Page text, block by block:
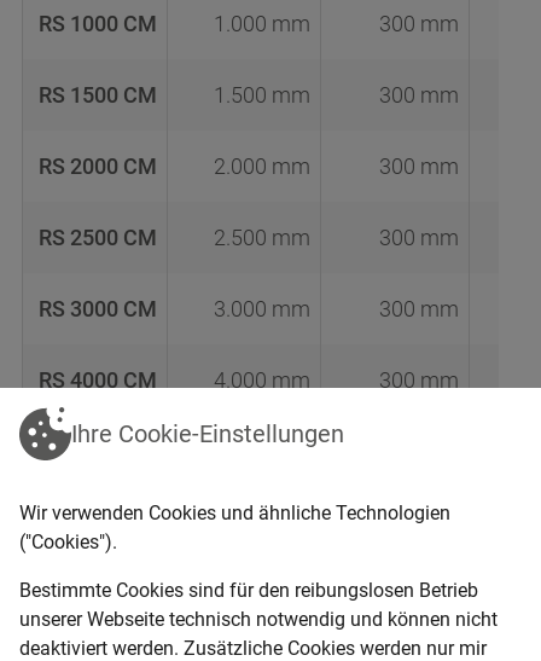
RS 1000 CM 1.000 mm 300 mm
RS 1500 CM 1.500 mm 300 mm
RS 2000 CM 2.000 mm 300 mm
RS 2500 CM 2.500 mm 300 mm
RS 3000 CM 3.000 mm 300 mm
RS 4000 CM 4.000 mm 300 mm
kurzfristig lieferbar
DER ENTSCHEIDENDE UNTERSCHIED
Ihre Cookie-Einstellungen
Wir verwenden Cookies und ähnliche Technologien
("Cookies").
Bestimmte Cookies sind für den reibungslosen Betrieb
unserer Webseite technisch notwendig und können nicht
deaktiviert werden. Zusätzliche Cookies werden nur mir